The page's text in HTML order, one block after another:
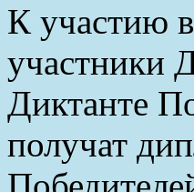
К участию
участники
Диктанте
получат